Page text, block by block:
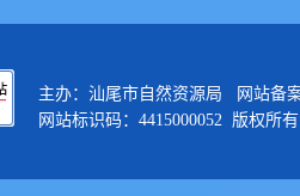
主办：汕尾市自然资源局 网站备
网站标识码：4415000052 版权所